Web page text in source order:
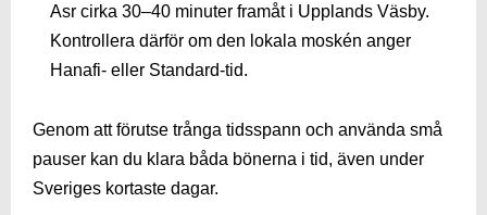
Asr cirka 30–40 minuter framåt i Upplands Väsby.
Kontrollera därför om den lokala moskén anger
Hanafi- eller Standard-tid.
Genom att förutse trånga tidsspann och använda små
pauser kan du klara båda bönerna i tid, även under
Sveriges kortaste dagar.